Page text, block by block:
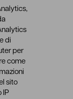
di
per
come
sito
IP